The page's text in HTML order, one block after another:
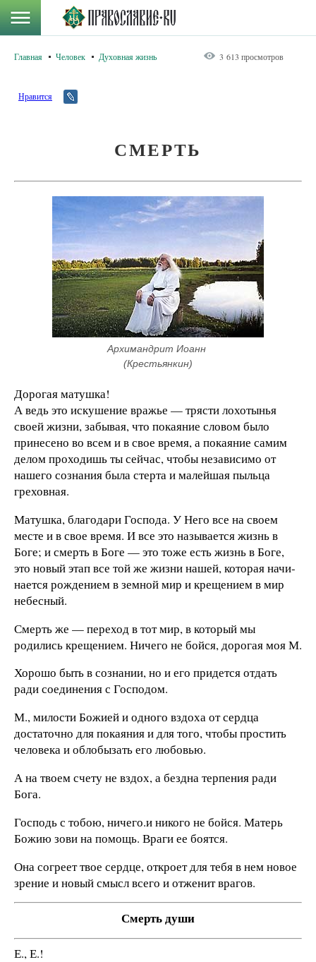
Главная Человек Духовная жизнь 3 613 просмотров
Нравится
СМЕРТЬ
Архимандрит Иоанн
(Крестьянкин)
Дорогая матушка!
А ведь это искушение вражье — трясти лохотынья
своей жизни, забывая, что по­каяние словом было
принесено во всем и в свое время, а покаяние самим
делом про­ходишь ты сейчас, чтобы независимо от
нашего сознания была стерта и малейшая пыльца
греховная.
Матушка, благодари Господа. У Него все на своем
месте и в свое время. И все это называется жизнь в
Боге; и смерть в Боге — это тоже есть жизнь в Боге,
это новый этап все той же жизни нашей, которая начи­
нается рождением в земной мир и крещением в мир
небесный.
Смерть же — переход в тот мир, в кото­рый мы
родились крещением. Ничего не бойся, дорогая моя М.
Хорошо быть в сознании, но и его придется отдать
ради соединения с Господом.
М., милости Божией и одного вздоха от сердца
достаточно для покаяния и для того, чтобы простить
человека и облобызать его любовью.
А на твоем счету не вздох, а бездна терпения ради
Бога.
Господь с тобою, ничего.и никого не бойся. Матерь
Божию зови на помощь. Враги ее боятся.
Она согреет твое сердце, откроет для тебя в нем новое
зрение и новый смысл всего и отженит врагов.
Смерть души
Е., Е.!